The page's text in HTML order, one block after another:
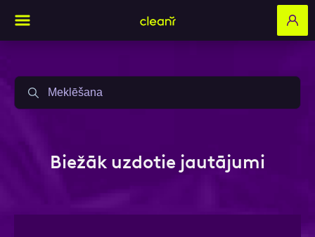
Biežāk uzdotie jautājumi
Aizpildi pieteikuma formu un mēs ar tevi
sazināsimies
Vārds, Uzvārds